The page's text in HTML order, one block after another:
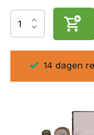
14 dagen